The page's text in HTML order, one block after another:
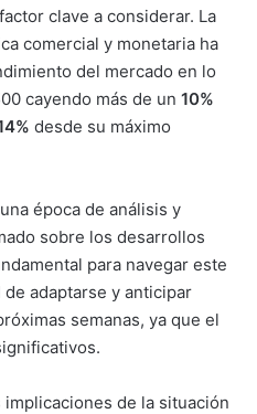
clave a considerar. La
comercial y monetaria ha
del mercado en lo
cayendo más de un 10%
desde su máximo
época de análisis y
sobre los desarrollos
para navegar este
adaptarse y anticipar
semanas, ya que el
de la situación